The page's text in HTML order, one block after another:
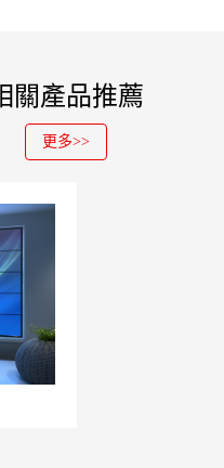
關產品推薦
更多>>